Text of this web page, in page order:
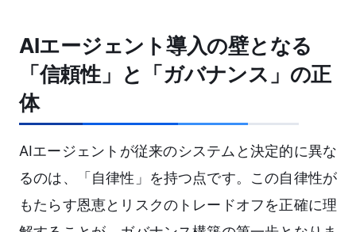
AIエージェント導入の壁となる
「信頼性」と「ガバナンス」の正
体
AIエージェントが従来のシステムと決定的に異な
るのは、「自律性」を持つ点です。この自律性が
もたらす恩恵とリスクのトレードオフを正確に理